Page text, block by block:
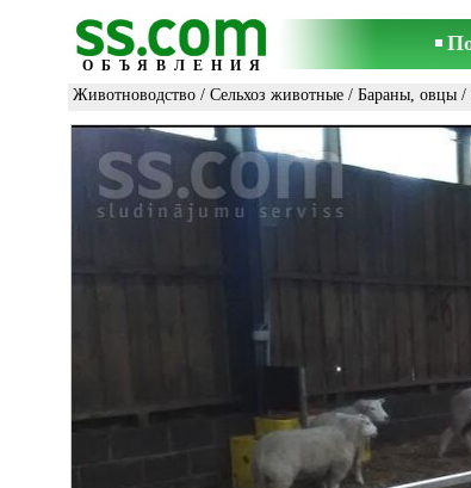
ОБЪЯВЛЕНИЯ
Животноводство / Сельхоз животные / Бараны, овцы /